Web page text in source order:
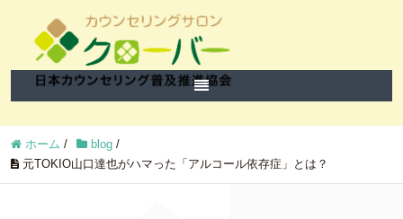
ホーム / blog /
元TOKIO山口達也がハマった「アルコール依存症」とは？